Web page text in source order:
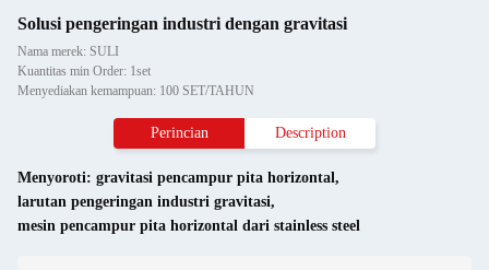
Solusi pengeringan industri dengan gravitasi
Nama merek: SULI
Kuantitas min Order: 1set
Menyediakan kemampuan: 100 SET/TAHUN
Perincian Description
Menyoroti: gravitasi pencampur pita horizontal,
larutan pengeringan industri gravitasi,
mesin pencampur pita horizontal dari stainless steel